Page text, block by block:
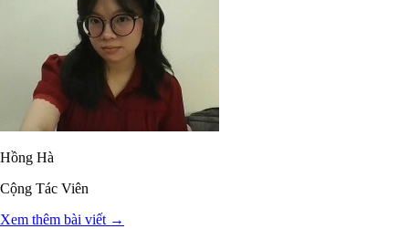
Hồng Hà
Cộng Tác Viên
Xem thêm bài viết →